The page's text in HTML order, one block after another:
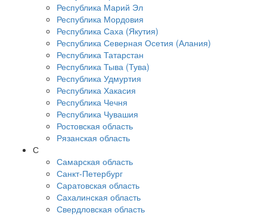
Республика Марий Эл
Республика Мордовия
Республика Саха (Якутия)
Республика Северная Осетия (Алания)
Республика Татарстан
Республика Тыва (Тува)
Республика Удмуртия
Республика Хакасия
Республика Чечня
Республика Чувашия
Ростовская область
Рязанская область
С
Самарская область
Санкт-Петербург
Саратовская область
Сахалинская область
Свердловская область